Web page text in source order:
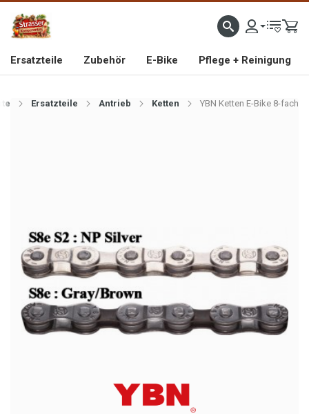
IMPORTEUR VON HOCHWERTIGEN FAHRRAD- UND MOFAERSATZTEILEN SEIT 1993
Ersatzteile Zubehör E-Bike Pflege + Reinigung
Ersatzteile Antrieb Ketten YBN Ketten E-Bike 8-fach